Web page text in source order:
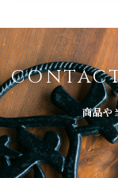
商品や